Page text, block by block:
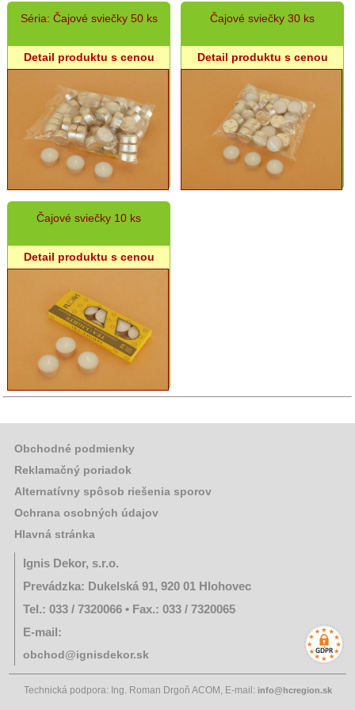
Séria: Čajové sviečky 50 ks
Detail produktu s cenou
Čajové sviečky 30 ks
Detail produktu s cenou
Čajové sviečky 10 ks
Detail produktu s cenou
Obchodné podmienky
Reklamačný poriadok
Alternatívny spôsob riešenia sporov
Ochrana osobných údajov
Hlavná stránka
Ignis Dekor, s.r.o.
Prevádzka: Dukelská 91, 920 01 Hlohovec
Tel.: 033 / 7320066 • Fax.: 033 / 7320065
E-mail:
obchod@ignisdekor.sk
Technická podpora: Ing. Roman Drgoň ACOM, E-mail: info@hcregion.sk